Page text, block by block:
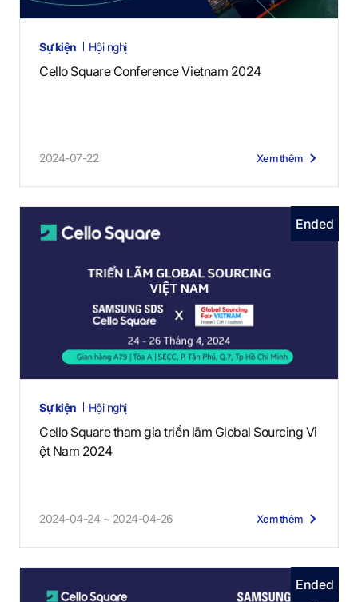
Sự kiện Hội nghị
Cello Square Conference Vietnam 2024
2024-07-22 Xem thêm
Ended
Sự kiện Hội nghị
Cello Square tham gia triển lãm Global Sourcing Vi
ệt Nam 2024
2024-04-24 ~ 2024-04-26 Xem thêm
Ended